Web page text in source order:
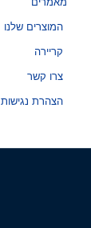
המוצרים שלנו
קריירה
צרו קשר
הצהרת נגישות